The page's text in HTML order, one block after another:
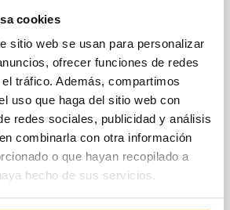
cookies
sitio web se usan para personalizar
ofrecer funciones de redes
tráfico. Además, compartimos
uso que haga del sitio web con
redes sociales, publicidad y análisis
combinarla con otra información
o que hayan recopilado a
hecho de sus servicios.
en Getafe
de 2, 3 y 4 dormitorios. Una
con altos estándares de
cada vivienda posee una
y adaptada al estilo
. Todas las casas están dotadas
y materiales cuidadosamente
garantizar el mayor confort
propietarios. Además, cuentan
trastero y amplias
con amplias zonas